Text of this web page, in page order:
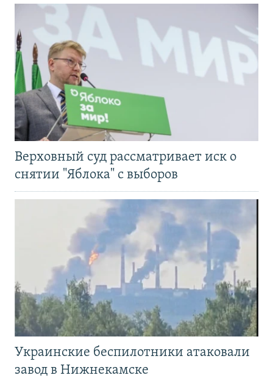
Верховный суд рассматривает иск о
снятии "Яблока" с выборов
Украинские беспилотники атаковали
завод в Нижнекамске